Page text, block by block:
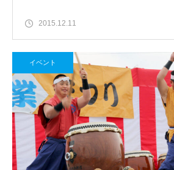
2015.12.11
イベント